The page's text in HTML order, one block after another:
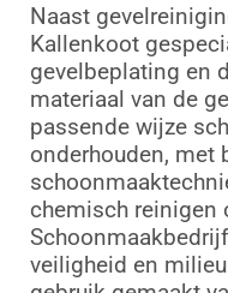
Naast
Kallenkoot
gevelbeplating en
materiaal van de
passende wijze
onderhouden, met
chemisch reinigen
veiligheid en